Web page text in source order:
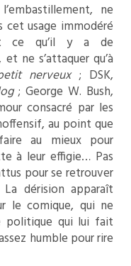
ne
cet usage immodéré
ce qu’il y a de
ne s’attaquer qu’à
nerveux; DSK,
; George W. Bush,
consacré par les
au point que
au mieux pour
à leur effigie… Pas
pour se retrouver
dérision apparaît
le comique, qui ne
politique qui lui fait
humble pour rire